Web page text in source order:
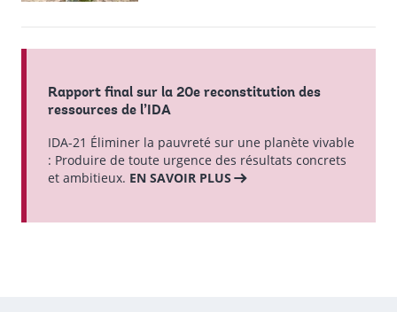
Rapport final sur la 20e reconstitution des
ressources de l’IDA
IDA-21 Éliminer la pauvreté sur une planète vivable
: Produire de toute urgence des résultats concrets
et ambitieux. EN SAVOIR PLUS